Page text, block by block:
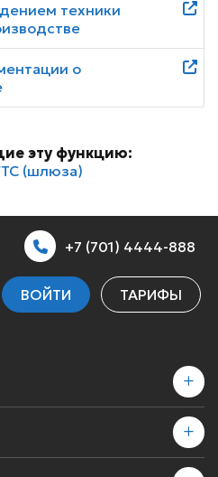
техники
о
эту функцию:
(шлюза)
+7 (701) 4444-888
ВОЙТИ ТАРИФЫ